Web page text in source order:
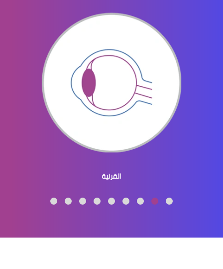
الماء الازرق بالعين
ماء الازرق بالعين
القرنية